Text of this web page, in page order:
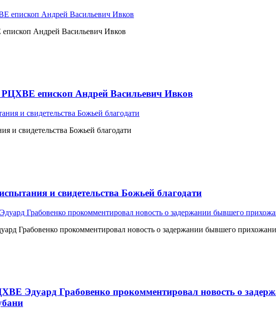
Андрей Васильевич Ивков
РЦХВЕ епископ Андрей Васильевич Ивков
и свидетельства Божьей благодати
и свидетельства Божьей благодати
Грабовенко прокомментировал новость о задержании бывшего
Эдуард Грабовенко прокомментировал новость о